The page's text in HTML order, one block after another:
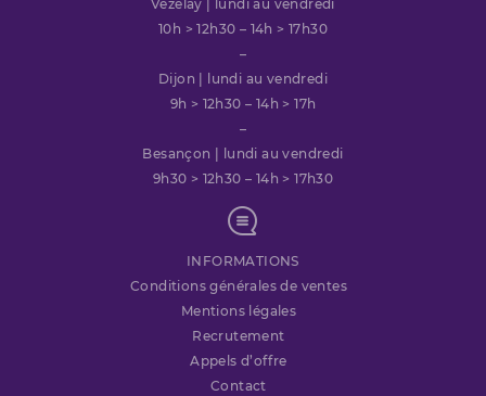
Vézelay | lundi au vendredi
10h > 12h30 – 14h > 17h30
–
Dijon | lundi au vendredi
9h > 12h30 – 14h > 17h
–
Besançon | lundi au vendredi
9h30 > 12h30 – 14h > 17h30
INFORMATIONS
Conditions générales de ventes
Mentions légales
Recrutement
Appels d’offre
Contact